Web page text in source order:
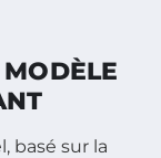
basé sur la